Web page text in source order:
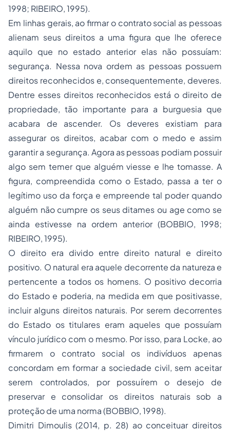
1998; RIBEIRO, 1995).
Em linhas gerais, ao firmar o contrato social as pessoas
alienam seus direitos a uma figura que lhe oferece
aquilo que no estado anterior elas não possuíam:
segurança. Nessa nova ordem as pessoas possuem
direitos reconhecidos e, consequentemente, deveres.
Dentre esses direitos reconhecidos está o direito de
propriedade, tão importante para a burguesia que
acabara de ascender. Os deveres existiam para
assegurar os direitos, acabar com o medo e assim
garantir a segurança. Agora as pessoas podiam possuir
algo sem temer que alguém viesse e lhe tomasse. A
figura, compreendida como o Estado, passa a ter o
legítimo uso da força e empreende tal poder quando
alguém não cumpre os seus ditames ou age como se
ainda estivesse na ordem anterior (BOBBIO, 1998;
RIBEIRO, 1995).
O direito era divido entre direito natural e direito
positivo. O natural era aquele decorrente da natureza e
pertencente a todos os homens. O positivo decorria
do Estado e poderia, na medida em que positivasse,
incluir alguns direitos naturais. Por serem decorrentes
do Estado os titulares eram aqueles que possuíam
vínculo jurídico com o mesmo. Por isso, para Locke, ao
firmarem o contrato social os indivíduos apenas
concordam em formar a sociedade civil, sem aceitar
serem controlados, por possuírem o desejo de
preservar e consolidar os direitos naturais sob a
proteção de uma norma (BOBBIO, 1998).
Dimitri Dimoulis (2014, p. 28) ao conceituar direitos